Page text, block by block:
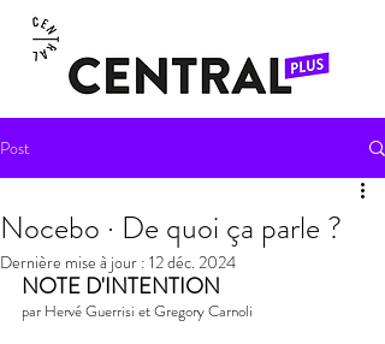
Post
Nocebo · De quoi ça parle ?
Dernière mise à jour : 12 déc. 2024
NOTE D'INTENTION
par Hervé Guerrisi et Gregory Carnoli